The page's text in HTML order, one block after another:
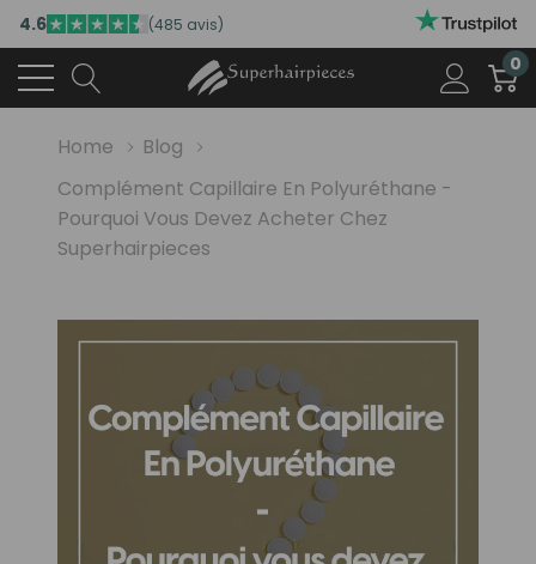
4.6 (485 avis)
0
Home
Blog
Complément Capillaire En Polyuréthane -
Pourquoi Vous Devez Acheter Chez
Superhairpieces